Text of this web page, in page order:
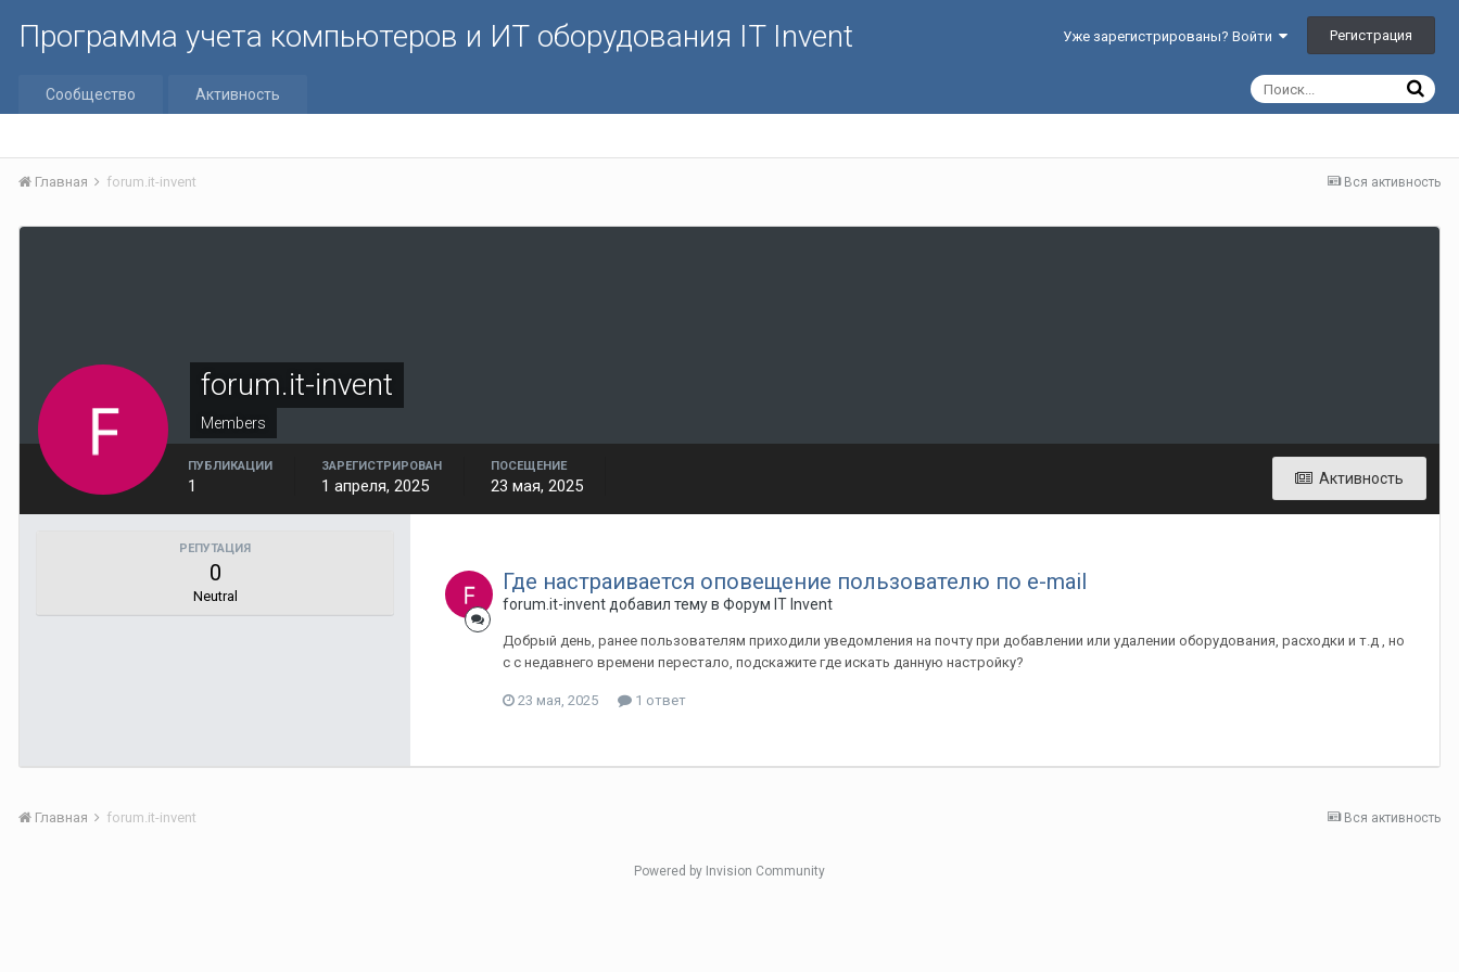
Программа учета компьютеров и ИТ оборудования IT Invent Уже зарегистрированы? Войти Регистрация
Сообщество Активность
Вся активность
Главная forum.it-invent
forum.it-invent
Members
Активность
ПУБЛИКАЦИИ
1
ЗАРЕГИСТРИРОВАН
1 апреля, 2025
ПОСЕЩЕНИЕ
23 мая, 2025
РЕПУТАЦИЯ
0
Neutral
Где настраивается оповещение пользователю по e-mail
forum.it-invent добавил тему в Форум IT Invent
Добрый день, ранее пользователям приходили уведомления на почту при добавлении или удалении оборудования, расходки и т.д , но
с с недавнего времени перестало, подскажите где искать данную настройку?
23 мая, 2025 1 ответ
Вся активность
Главная forum.it-invent
Powered by Invision Community